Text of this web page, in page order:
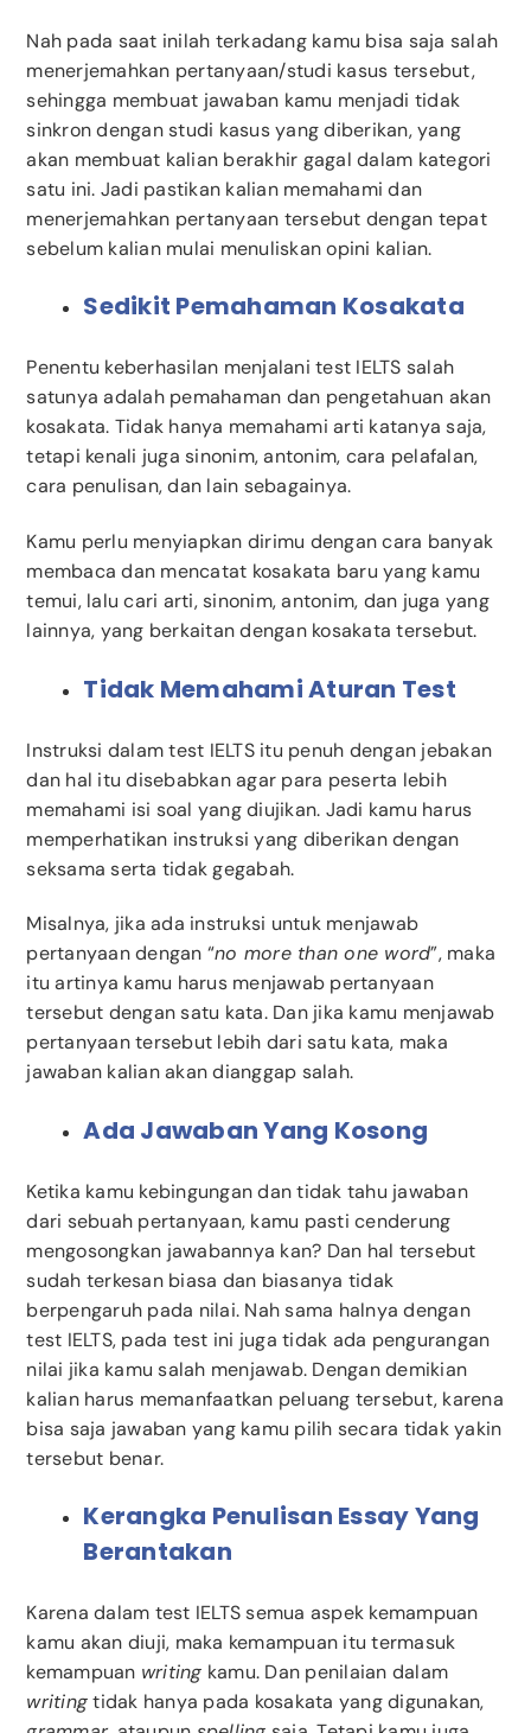
Nah pada saat inilah terkadang kamu bisa saja salah
menerjemahkan pertanyaan/studi kasus tersebut,
sehingga membuat jawaban kamu menjadi tidak
sinkron dengan studi kasus yang diberikan, yang
akan membuat kalian berakhir gagal dalam kategori
satu ini. Jadi pastikan kalian memahami dan
menerjemahkan pertanyaan tersebut dengan tepat
sebelum kalian mulai menuliskan opini kalian.
Sedikit Pemahaman Kosakata
Penentu keberhasilan menjalani test IELTS salah
satunya adalah pemahaman dan pengetahuan akan
kosakata. Tidak hanya memahami arti katanya saja,
tetapi kenali juga sinonim, antonim, cara pelafalan,
cara penulisan, dan lain sebagainya.
Kamu perlu menyiapkan dirimu dengan cara banyak
membaca dan mencatat kosakata baru yang kamu
temui, lalu cari arti, sinonim, antonim, dan juga yang
lainnya, yang berkaitan dengan kosakata tersebut.
Tidak Memahami Aturan Test
Instruksi dalam test IELTS itu penuh dengan jebakan
dan hal itu disebabkan agar para peserta lebih
memahami isi soal yang diujikan. Jadi kamu harus
memperhatikan instruksi yang diberikan dengan
seksama serta tidak gegabah.
Misalnya, jika ada instruksi untuk menjawab
pertanyaan dengan “no more than one word”, maka
itu artinya kamu harus menjawab pertanyaan
tersebut dengan satu kata. Dan jika kamu menjawab
pertanyaan tersebut lebih dari satu kata, maka
jawaban kalian akan dianggap salah.
Ada Jawaban Yang Kosong
Ketika kamu kebingungan dan tidak tahu jawaban
dari sebuah pertanyaan, kamu pasti cenderung
mengosongkan jawabannya kan? Dan hal tersebut
sudah terkesan biasa dan biasanya tidak
berpengaruh pada nilai. Nah sama halnya dengan
test IELTS, pada test ini juga tidak ada pengurangan
nilai jika kamu salah menjawab. Dengan demikian
kalian harus memanfaatkan peluang tersebut, karena
bisa saja jawaban yang kamu pilih secara tidak yakin
tersebut benar.
Kerangka Penulisan Essay Yang
Berantakan
Karena dalam test IELTS semua aspek kemampuan
kamu akan diuji, maka kemampuan itu termasuk
kemampuan writing kamu. Dan penilaian dalam
writingtidak hanya pada kosakata yang digunakan,